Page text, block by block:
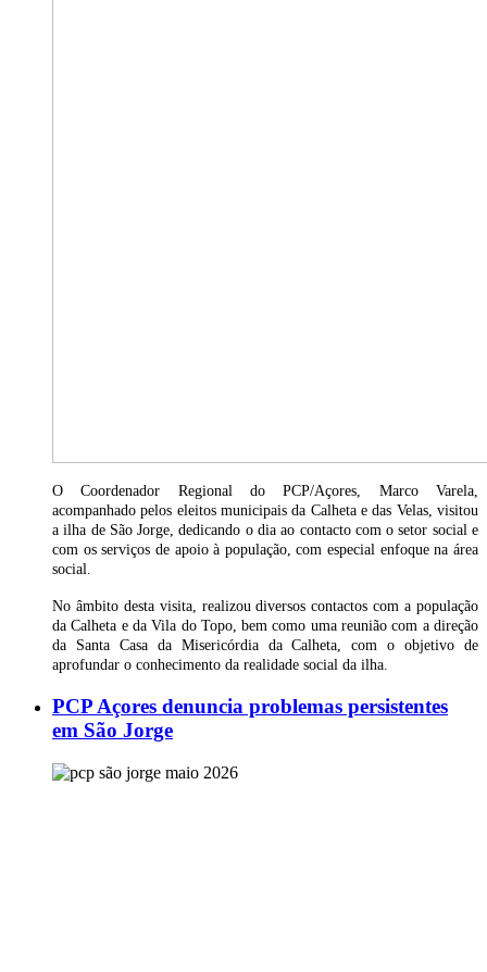
O Coordenador Regional do PCP/Açores, Marco Varela,
acompanhado pelos eleitos municipais da Calheta e das Velas, visitou
a ilha de São Jorge, dedicando o dia ao contacto com o setor social e
com os serviços de apoio à população, com especial enfoque na área
social.
No âmbito desta visita, realizou diversos contactos com a população
da Calheta e da Vila do Topo, bem como uma reunião com a direção
da Santa Casa da Misericórdia da Calheta, com o objetivo de
aprofundar o conhecimento da realidade social da ilha.
PCP Açores denuncia problemas persistentes
em São Jorge